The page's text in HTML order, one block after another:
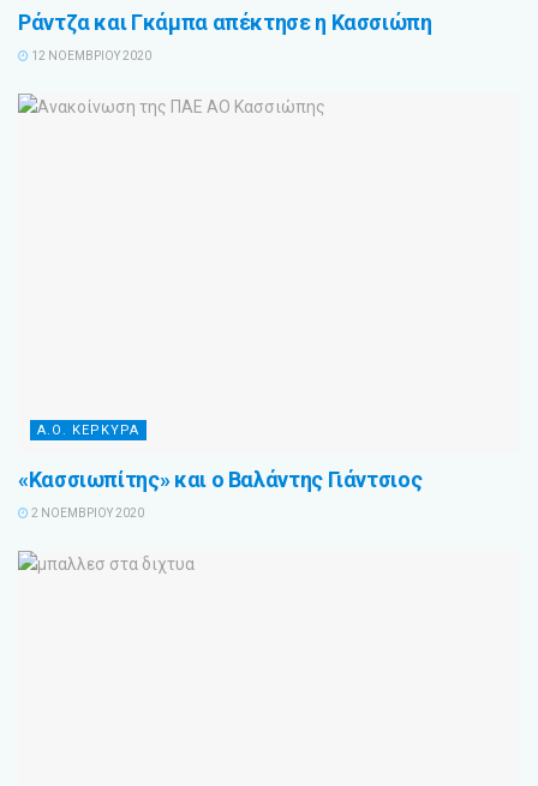
Ράντζα και Γκάμπα απέκτησε η Κασσιώπη
12 ΝΟΕΜΒΡΊΟΥ 2020
Α.Ο. ΚΕΡΚΥΡΑ
«Κασσιωπίτης» και ο Βαλάντης Γιάντσιος
2 ΝΟΕΜΒΡΊΟΥ 2020